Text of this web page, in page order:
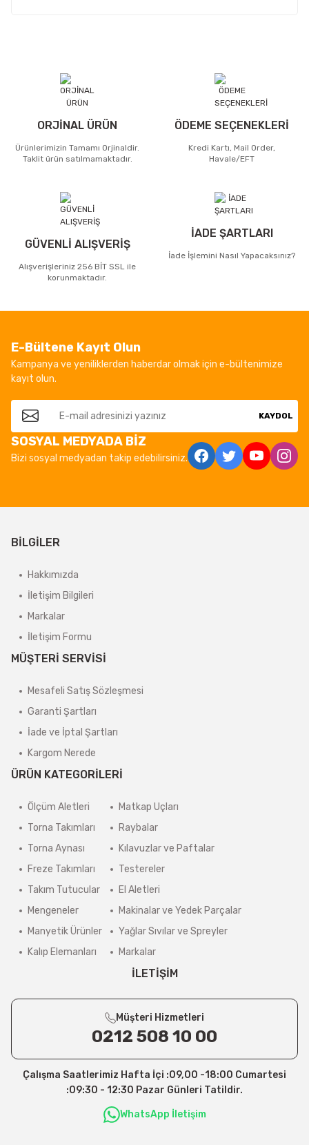
ORJİNAL ÜRÜN
Ürünlerimizin Tamamı Orjinaldir.
Taklit ürün satılmamaktadır.
ÖDEME SEÇENEKLERİ
Kredi Kartı, Mail Order,
Havale/EFT
GÜVENLİ ALIŞVERİŞ
Alışverişleriniz 256 BİT SSL ile
korunmaktadır.
İADE ŞARTLARI
İade İşlemini Nasıl Yapacaksınız?
E-Bültene Kayıt Olun
Kampanya ve yeniliklerden haberdar olmak için e-bültenimize
kayıt olun.
KAYDOL
SOSYAL MEDYADA BİZ
Bizi sosyal medyadan takip edebilirsiniz.
BİLGİLER
Hakkımızda
İletişim Bilgileri
Markalar
İletişim Formu
MÜŞTERİ SERVİSİ
Mesafeli Satış Sözleşmesi
Garanti Şartları
İade ve İptal Şartları
Kargom Nerede
ÜRÜN KATEGORİLERİ
Ölçüm Aletleri
Torna Takımları
Torna Aynası
Freze Takımları
Takım Tutucular
Mengeneler
Manyetik Ürünler
Kalıp Elemanları
Matkap Uçları
Raybalar
Kılavuzlar ve Paftalar
Testereler
El Aletleri
Makinalar ve Yedek Parçalar
Yağlar Sıvılar ve Spreyler
Markalar
İLETİŞİM
Müşteri Hizmetleri
0212 508 10 00
Çalışma Saatlerimiz Hafta İçi :09,00 -18:00 Cumartesi
:09:30 - 12:30 Pazar Günleri Tatildir.
WhatsApp İletişim